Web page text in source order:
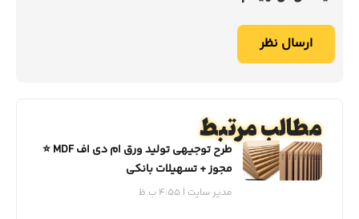
مطالب مرتبط
طرح توجیهی تولید ورق ام دی اف MDF ⭐️
مجوز + تسهیلات بانکی
مدیر سایت 4:55 ب.ظ